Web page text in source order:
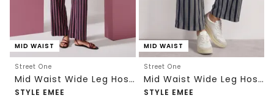
MID WAIST
Street One
Mid Waist Wide Leg Hose mit Streifen
STYLE EMEE
MID WAIST
Street One
Mid Waist Wide Leg Hose mit Streifen
STYLE EMEE